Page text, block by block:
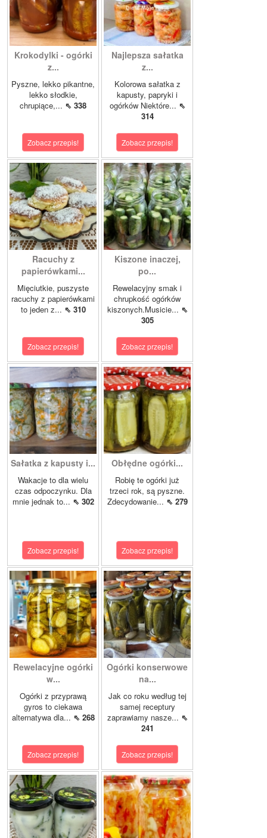
Krokodylki - ogórki
z...
Pyszne, lekko pikantne,
lekko słodkie,
chrupiące,... ⇖ 338
Zobacz przepis!
Najlepsza sałatka
z...
Kolorowa sałatka z
kapusty, papryki i
ogórków Niektóre... ⇖
314
Zobacz przepis!
Racuchy z
papierówkami...
Mięciutkie, puszyste
racuchy z papierówkami
to jeden z... ⇖ 310
Zobacz przepis!
Kiszone inaczej,
po...
Rewelacyjny smak i
chrupkość ogórków
kiszonych.Musicie... ⇖
305
Zobacz przepis!
Sałatka z kapusty i...
Wakacje to dla wielu
czas odpoczynku. Dla
mnie jednak to... ⇖ 302
Zobacz przepis!
Obłędne ogórki...
Robię te ogórki już
trzeci rok, są pyszne.
Zdecydowanie... ⇖ 279
Zobacz przepis!
Rewelacyjne ogórki
w...
Ogórki z przyprawą
gyros to ciekawa
alternatywa dla... ⇖ 268
Zobacz przepis!
Ogórki konserwowe
na...
Jak co roku według tej
samej receptury
zaprawiamy nasze... ⇖
241
Zobacz przepis!